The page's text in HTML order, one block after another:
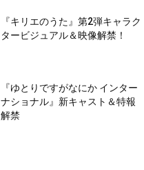
『キリエのうた』第2弾キャラク
タービジュアル＆映像解禁！
『ゆとりですがなにか インター
ナショナル』新キャスト＆特報
解禁